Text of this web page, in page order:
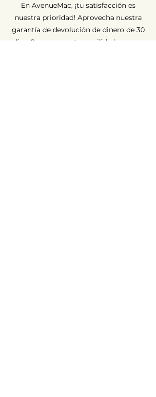
En AvenueMac, ¡tu satisfacción es
nuestra prioridad! Aprovecha nuestra
garantía de devolución de dinero de 30
días. Compra con tranquilidad, porque